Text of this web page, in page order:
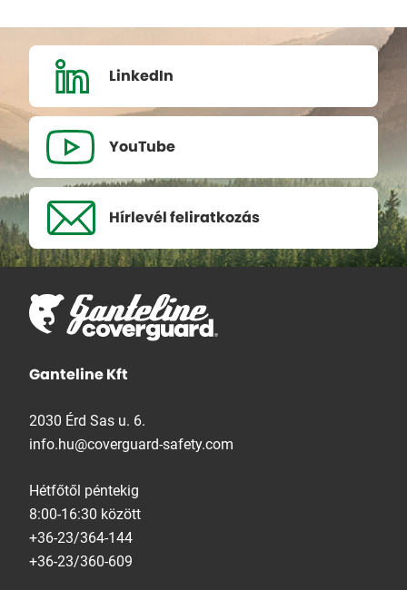
LinkedIn
YouTube
Hírlevél feliratkozás
Ganteline Kft
2030 Érd Sas u. 6.
info.hu@coverguard-safety.com
Hétfőtől péntekig
8:00-16:30 között
+36-23/364-144
+36-23/360-609